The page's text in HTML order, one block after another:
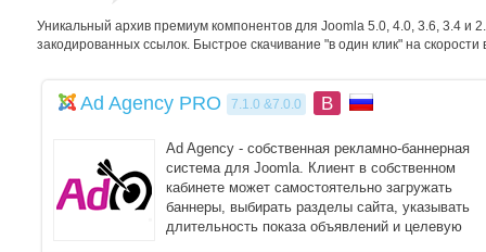
Уникальный архив премиум компонентов для Joomla 5.0, 4.0, 3.6, 3.4 и
закодированных ссылок. Быстрое скачивание "в один клик" на скорости
Ad Agency PRO 7.1.0 &7.0.0 B
Ad Agency - собственная рекламно-баннерная
система для Joomla. Клиент в собственном
кабинете может самостоятельно загружать
баннеры, выбирать разделы сайта, указывать
длительность показа объявлений и целевую